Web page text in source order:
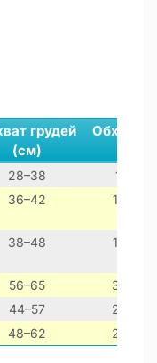
грудей
(см)
Обхват
28–38
11–21
36–42 14–24
38–48 16–26
56–65
30–40
44–57
20–30
48–62 26–36